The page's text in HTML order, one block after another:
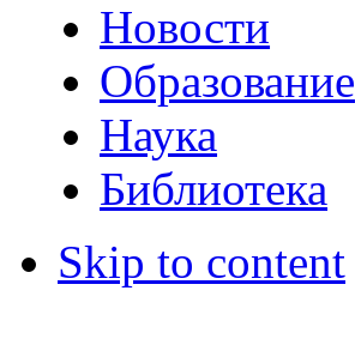
Новости
Образование
Наука
Библиотека
Skip to content